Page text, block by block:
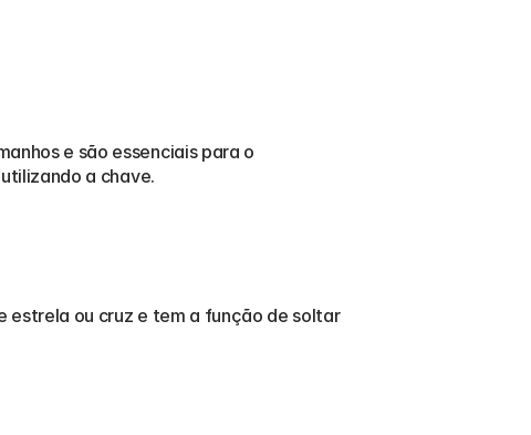
e são essenciais para o
a chave.
estrela ou cruz e tem a função de soltar